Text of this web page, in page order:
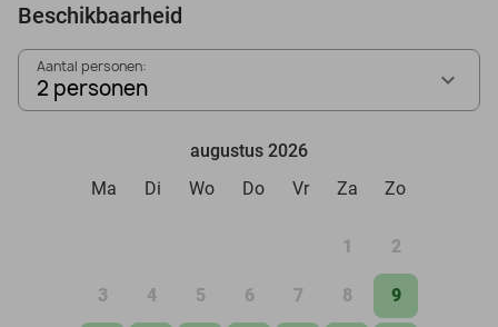
Beschikbaarheid
Aantal personen:
2 personen
augustus 2026
Ma
Di Wo Do Vr Za Zo
1 2
3 4 5 6 7 8 9